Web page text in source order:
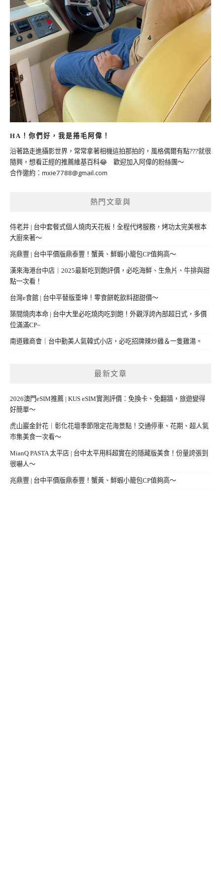
HA！你們好，我是捲毛阿偉！
沿著路走進攝影世界，常常拿著相機這拍那拍的，風格偶爾有點???就很
隨興，想看正經的推薦維基百科😂 歡迎加入阿偉的粉絲團～
合作邀約： mxie7788@gmail.com
熱門文章與
侍老井 | 台中套餐式個人燒肉天花板！全程代烤服務，烤功太完美根本
大廚來著～
兆鼎豐 | 台中平價版鼎泰豐！蟹黃、鮮蝦小籠包CP值夠高～
漢來海港台中店｜2025最新吃到飽評價，必吃海鮮、生魚片、牛排與甜
點一次看！
台灣e食館 | 台中平替版垂坤！零食餅乾飲料甜甜價～
築間燒肉本命 | 台中大里必吃燒肉吃到飽！外觀浮誇內部超日式，多價
位滿滿CP~
南道雞商會｜台中勤美人氣韓式小店，必吃招牌辣炒雞＆一隻雞湯。
最新文章
2026澳門eSIM推薦 | KUS eSIM實測評價：免換卡、免翻牆，旅遊變得
好簡單～
虎山巖金針花｜彰化花壇季節限定花海景點！交通停車、花期、超人氣
市集美食一次看～
MianQ PASTA 太平店 | 台中太平用料超實在的隱藏版美食！份量誇張到
很嚇人～
兆鼎豐 | 台中平價版鼎泰豐！蟹黃、鮮蝦小籠包CP值夠高～